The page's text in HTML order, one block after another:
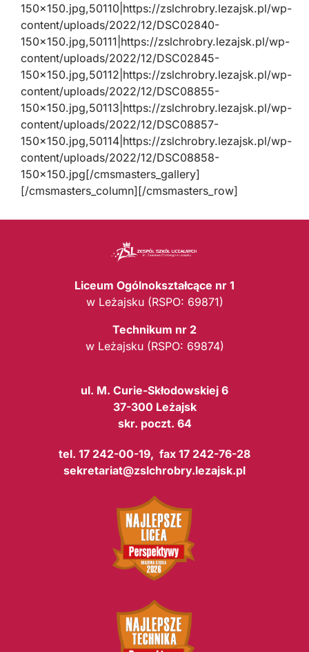
150×150.jpg,50110|https://zslchrobry.lezajsk.pl/wp-
content/uploads/2022/12/DSC02840-
150×150.jpg,50111|https://zslchrobry.lezajsk.pl/wp-
content/uploads/2022/12/DSC02845-
150×150.jpg,50112|https://zslchrobry.lezajsk.pl/wp-
content/uploads/2022/12/DSC08855-
150×150.jpg,50113|https://zslchrobry.lezajsk.pl/wp-
content/uploads/2022/12/DSC08857-
150×150.jpg,50114|https://zslchrobry.lezajsk.pl/wp-
content/uploads/2022/12/DSC08858-
150×150.jpg[/cmsmasters_gallery]
[/cmsmasters_column][/cmsmasters_row]
Liceum Ogólnokształcące nr 1
w Leżajsku (RSPO: 69871)
Technikum nr 2
w Leżajsku (RSPO: 69874)
ul. M. Curie-Skłodowskiej 6
37-300 Leżajsk
skr. poczt. 64
tel. 17 242-00-19, fax 17 242-76-28
sekretariat@zslchrobry.lezajsk.pl